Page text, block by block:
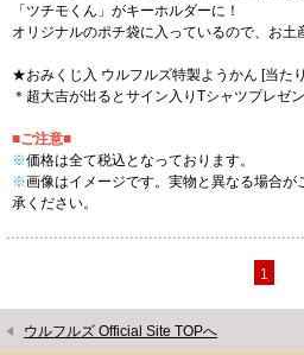
「ツチモくん」がキーホルダーに！
オリジナルのポチ袋に入っているので、お土
★おみくじ入 ウルフルズ特製ようかん [当た
＊超大吉が出るとサイン入りTシャツプレゼン
■ご注意■
※価格は全て税込となっております。
※画像はイメージです。実物と異なる場合が
承ください。
1
ウルフルズ Official Site TOPへ